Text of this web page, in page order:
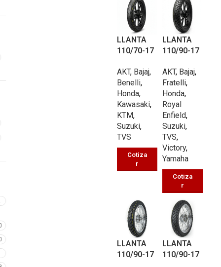
LLANTA
110/70-17
UB030 TL
54/P
AKT, Bajaj,
Benelli,
Honda,
Kawasaki,
KTM,
Suzuki,
TVS
Cotiza
r
LLANTA
110/90-17
PÓSITO
UB311 TT
66/P
AKT, Bajaj,
Fratelli,
Honda,
Royal
Enfield,
Suzuki,
TVS,
Victory,
Yamaha
Cotiza
r
LLANTA
110/90-17
LLANTA
110/90-17